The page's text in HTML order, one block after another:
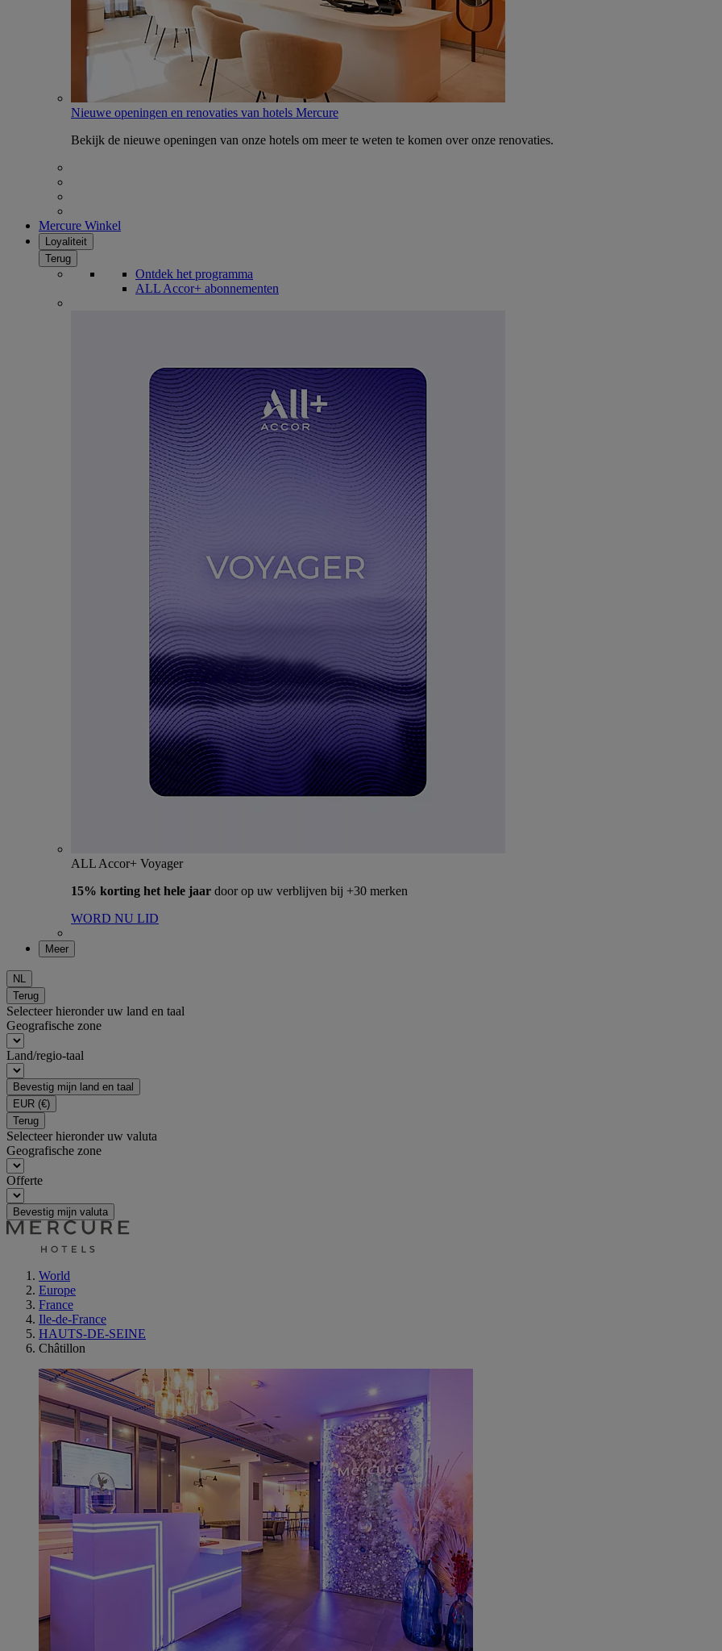
Nieuwe openingen en renovaties van hotels Mercure
Bekijk de nieuwe openingen van onze hotels om meer te weten te komen over onze renovaties.
Mercure Winkel
Loyaliteit
Terug
Ontdek het programma
ALL Accor+ abonnementen
ALL Accor+ Voyager
15% korting het hele jaar door op uw verblijven bij +30 merken
WORD NU LID
Meer
NL
Terug
Selecteer hieronder uw land en taal
Geografische zone
Land/regio-taal
Bevestig mijn land en taal
EUR (€)
Terug
Selecteer hieronder uw valuta
Geografische zone
Offerte
Bevestig mijn valuta
World
Europe
France
Ile-de-France
HAUTS-DE-SEINE
Châtillon